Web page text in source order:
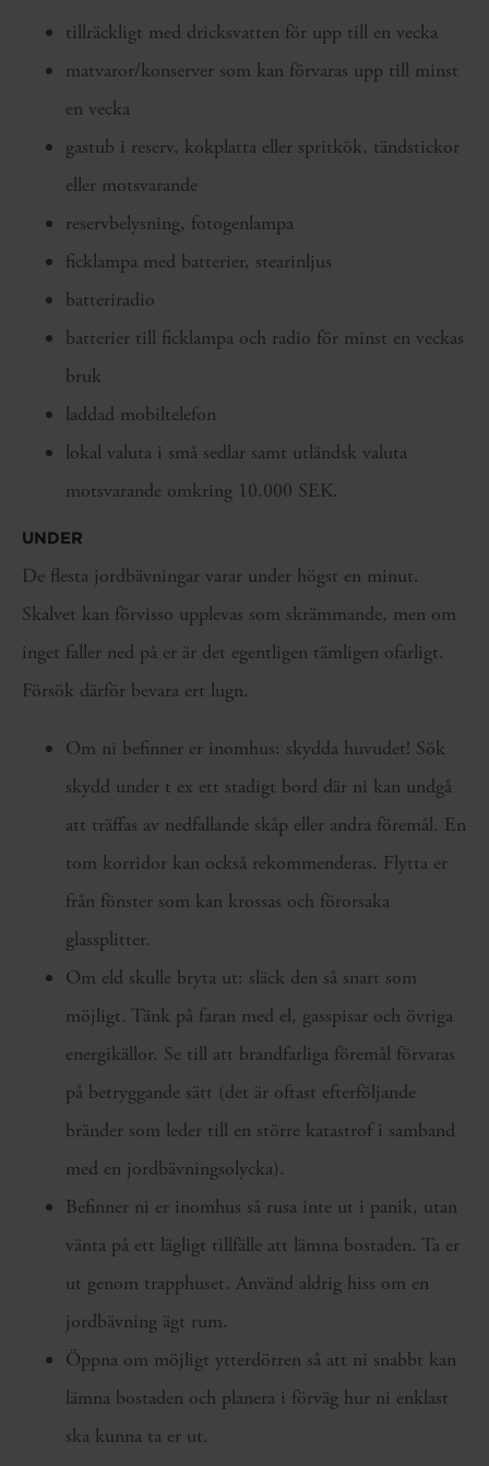
tillräckligt med dricksvatten för upp till en vecka
matvaror/konserver som kan förvaras upp till minst
en vecka
gastub i reserv, kokplatta eller spritkök, tändstickor
eller motsvarande
reservbelysning, fotogenlampa
ficklampa med batterier, stearinljus
batteriradio
batterier till ficklampa och radio för minst en veckas
bruk
laddad mobiltelefon
lokal valuta i små sedlar samt utländsk valuta
motsvarande omkring 10.000 SEK.
UNDER
De flesta jordbävningar varar under högst en minut.
Skalvet kan förvisso upplevas som skrämmande, men om
inget faller ned på er är det egentligen tämligen ofarligt.
Försök därför bevara ert lugn.
Om ni befinner er inomhus: skydda huvudet! Sök
skydd under t ex ett stadigt bord där ni kan undgå
att träffas av nedfallande skåp eller andra föremål. En
tom korridor kan också rekommenderas. Flytta er
från fönster som kan krossas och förorsaka
glassplitter.
Om eld skulle bryta ut: släck den så snart som
möjligt. Tänk på faran med el, gasspisar och övriga
energikällor. Se till att brandfarliga föremål förvaras
på betryggande sätt (det är oftast efterföljande
bränder som leder till en större katastrof i samband
med en jordbävningsolycka).
Befinner ni er inomhus så rusa inte ut i panik, utan
vänta på ett lägligt tillfälle att lämna bostaden. Ta er
ut genom trapphuset. Använd aldrig hiss om en
jordbävning ägt rum.
Öppna om möjligt ytterdörren så att ni snabbt kan
lämna bostaden och planera i förväg hur ni enklast
ska kunna ta er ut.